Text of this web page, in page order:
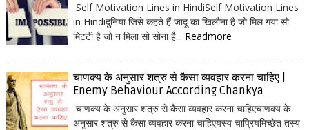
Self Motivation Lines in HindiSelf Motivation Lines
in Hindiदुनिया जिसे कहते हैं जादू का खिलौना है जो मिल गया सो
मिटटी है जो न मिला सो सोना है... Readmore
चाणक्य के अनुसार शत्रु से कैसा व्यवहार करना चाहिए |
Enemy Behaviour According Chankya
चाणक्य के अनुसार शत्रु से कैसा व्यवहार करना चाहिएचाणक्य के
अनुसार शत्रु से कैसा व्यवहार करना चाहिएयस्य चाप्रियमिच्छेत तस्य